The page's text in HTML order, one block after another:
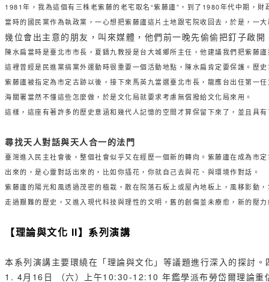
1981年，我為這個有三株老紫藤的老宅取名“紫藤廬”，到了1980年代中期，
當時的國民黨作為執政黨，一心想把紫藤廬這片土地跟宅院收回去，於是，一
幾位會出主意的朋友，叫來媒體，他們前一晚先偷偷把釘子啟
陳水扁當時是臺北市市長，夏鑄九教授是台大城鄉所主任，他建議我們把紫藤
這裡曾經是民進黨搞黨外運動時很重要一個活動地點，陳水扁肯定要保護。歷
紫藤廬被指定為市定古跡以後，接下來馬英九當選臺北市長，龍應台出任第一
海關署當然不懂這些怎麼做，於是文化局就要求考慮無償撥給文化局來用。
這樣，這座有著許多的歷史意涵和幾代人記憶的空間才算保留下來了，並且具
尋找天人對話與天人合一的法門
臺灣進入民主社會後，整個社會似乎又在經歷一個新的轉向。紫藤廬在成為市
出來的，是心靈對話出來的，比如你插花，你就自己去與花、與環境作對話。
紫藤廬的陽光和風透過茂密的植栽，散在院落石板上或屋內地板上，風移影動
走過艱難的歷史，又進入現代科技與理性的文明，舊的創傷並未療愈，新的壓
【理論與文化 II】系列演講
本系列演講主要環繞在「理論與文化」等議題進行深入的探討
1. 4月16日 （六）上午10:30-12:10 年鑑學派布勞岱爾理論重